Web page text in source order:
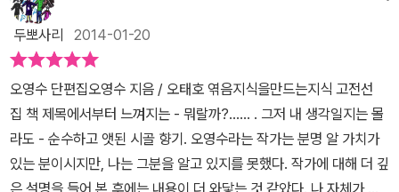
두뽀사리 2014-01-20
오영수 단편집오영수 지음 / 오태호 엮음지식을만드는지식 고전선
집 책 제목에서부터 느껴지는 - 뭐랄까?…… . 그저 내 생각일지는 몰
라도 - 순수하고 앳된 시골 향기. 오영수라는 작가는 분명 알 가치가
있는 분이시지만, 나는 그분을 알고 있지를 못했다. 작가에 대해 더 깊
은 설명을 들어 본 후에는 내용이 더 와닿는 것 같았다. 나 자체가 딱